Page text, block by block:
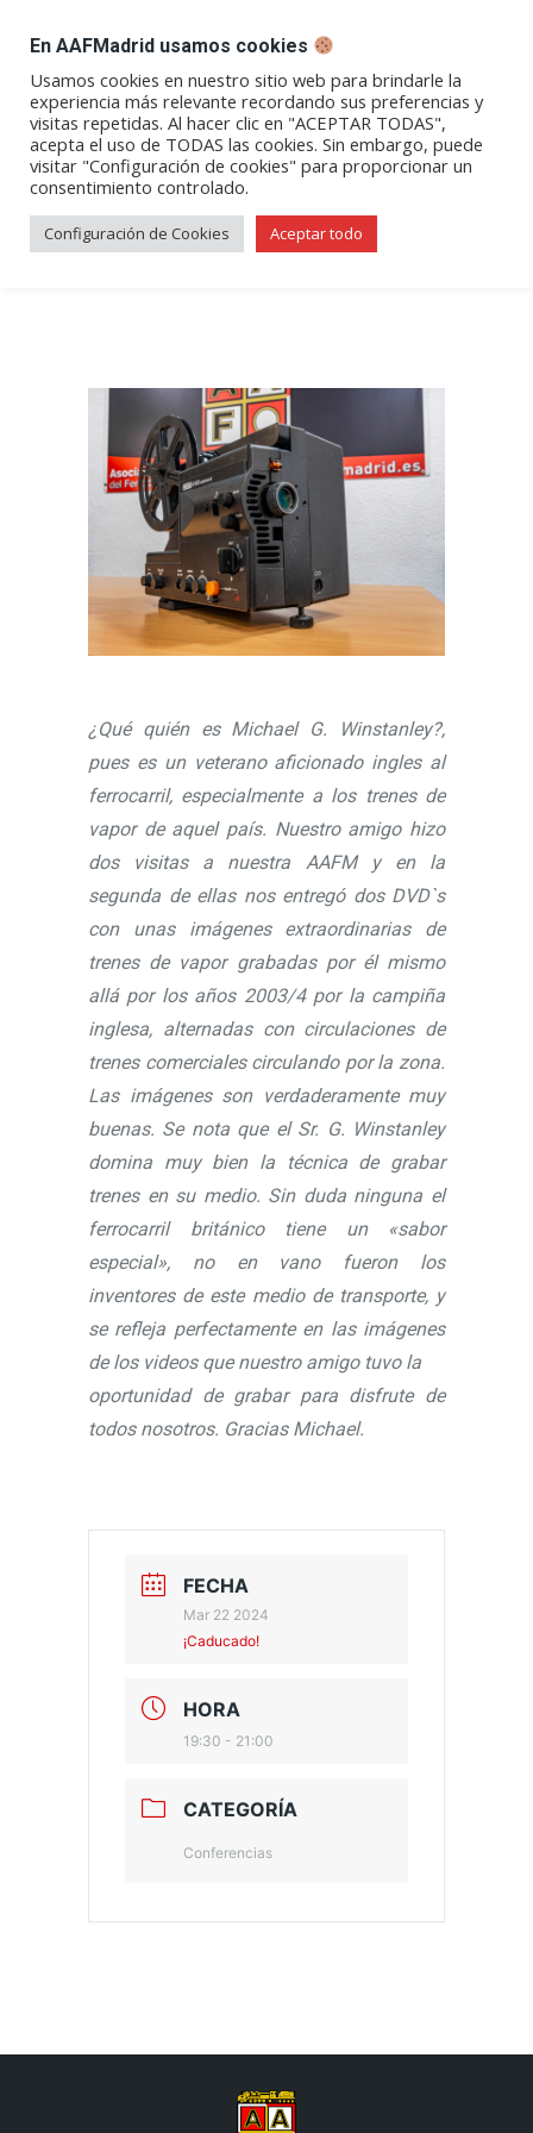
Abrir
enlace
en
una
ventana/pestaña
Abrir
enlace
en
una
ventana/pestaña
Abrir
enlace
en
una
ventana/pestaña
Abrir
enlace
en
una
Abrir
enlace
en
una
Maravillosos trenes de vapor
de Michael George Winstanley,
primera parte (Videoteca)
¿Qué quién es Michael G. Winstanley?,
pues es un veterano aficionado ingles al
ferrocarril, especialmente a los trenes de
vapor de aquel país. Nuestro amigo hizo
dos visitas a nuestra AAFM y en la
segunda de ellas nos entregó dos DVD`s
con unas imágenes extraordinarias de
trenes de vapor grabadas por él mismo
allá por los años 2003/4 por la campiña
inglesa, alternadas con circulaciones de
trenes comerciales circulando por la zona.
Las imágenes son verdaderamente muy
buenas. Se nota que el Sr. G. Winstanley
domina muy bien la técnica de grabar
trenes en su medio. Sin duda ninguna el
ferrocarril británico tiene un «sabor
especial», no en vano fueron los
inventores de este medio de transporte, y
se refleja perfectamente en las imágenes
de los videos que nuestro amigo tuvo la
oportunidad de grabar para disfrute de
todos nosotros. Gracias Michael.
FECHA
Mar 22 2024
¡Caducado!
HORA
19:30 - 21:00
CATEGORÍA
Conferencias
En AAFMadrid usamos cookies
Usamos cookies en nuestro sitio web para brindarle la
experiencia más relevante recordando sus preferencias y
visitas repetidas. Al hacer clic en "ACEPTAR TODAS",
acepta el uso de TODAS las cookies. Sin embargo, puede
visitar "Configuración de cookies" para proporcionar un
consentimiento controlado.
Configuración de Cookies Aceptar todo